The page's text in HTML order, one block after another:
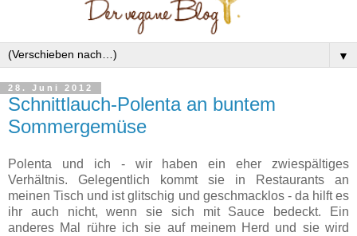
▼
28. Juni 2012
Schnittlauch-Polenta an buntem
Sommergemüse
Polenta und ich - wir haben ein eher zwiespältiges
Verhältnis. Gelegentlich kommt sie in Restaurants an
meinen Tisch und ist glitschig und geschmacklos - da hilft es
ihr auch nicht, wenn sie sich mit Sauce bedeckt. Ein
anderes Mal rühre ich sie auf meinem Herd und sie wird